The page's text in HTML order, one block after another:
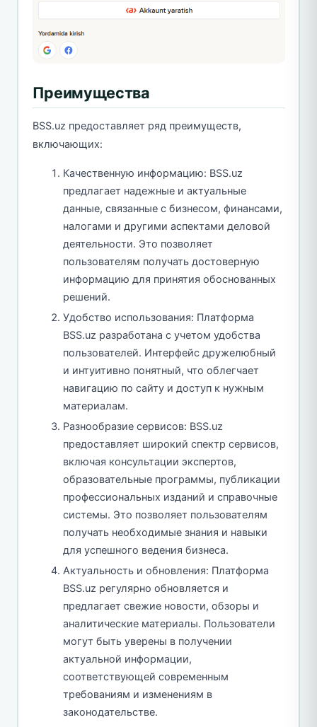
Преимущества
BSS.uz предоставляет ряд преимуществ,
включающих:
Качественную информацию: BSS.uz
предлагает надежные и актуальные
данные, связанные с бизнесом, финансами,
налогами и другими аспектами деловой
деятельности. Это позволяет
пользователям получать достоверную
информацию для принятия обоснованных
решений.
Удобство использования: Платформа
BSS.uz разработана с учетом удобства
пользователей. Интерфейс дружелюбный
и интуитивно понятный, что облегчает
навигацию по сайту и доступ к нужным
материалам.
Разнообразие сервисов: BSS.uz
предоставляет широкий спектр сервисов,
включая консультации экспертов,
образовательные программы, публикации
профессиональных изданий и справочные
системы. Это позволяет пользователям
получать необходимые знания и навыки
для успешного ведения бизнеса.
Актуальность и обновления: Платформа
BSS.uz регулярно обновляется и
предлагает свежие новости, обзоры и
аналитические материалы. Пользователи
могут быть уверены в получении
актуальной информации,
соответствующей современным
требованиям и изменениям в
законодательстве.